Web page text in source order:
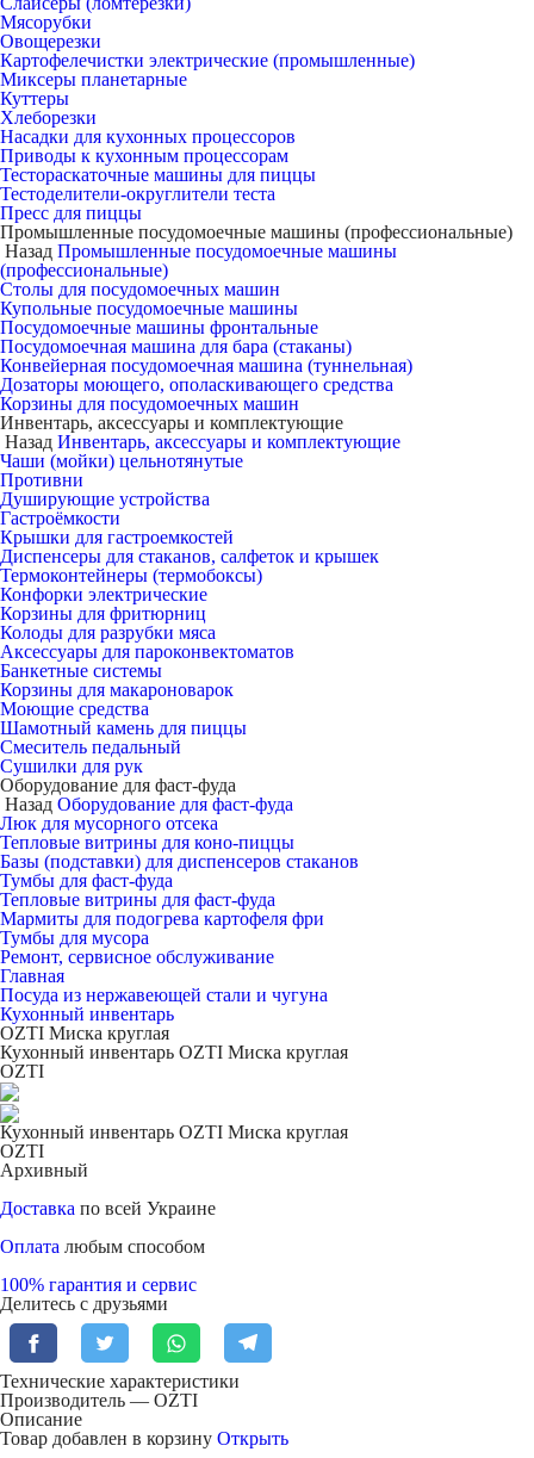
Мясорубки
Овощерезки
Картофелечистки электрические (промышленные)
Миксеры планетарные
Куттеры
Хлеборезки
Насадки для кухонных процессоров
Приводы к кухонным процессорам
Тестораскаточные машины для пиццы
Тестоделители-округлители теста
Пресс для пиццы
Промышленные посудомоечные машины (профессиональные)
Назад Промышленные посудомоечные машины
(профессиональные)
Столы для посудомоечных машин
Купольные посудомоечные машины
Посудомоечные машины фронтальные
Посудомоечная машина для бара (стаканы)
Конвейерная посудомоечная машина (туннельная)
Дозаторы моющего, ополаскивающего средства
Корзины для посудомоечных машин
Инвентарь, аксессуары и комплектующие
Назад Инвентарь, аксессуары и комплектующие
Чаши (мойки) цельнотянутые
Противни
Душирующие устройства
Гастроёмкости
Крышки для гастроемкостей
Диспенсеры для стаканов, салфеток и крышек
Термоконтейнеры (термобоксы)
Конфорки электрические
Корзины для фритюрниц
Колоды для разрубки мяса
Аксессуары для пароконвектоматов
Банкетные системы
Корзины для макароноварок
Моющие средства
Шамотный камень для пиццы
Смеситель педальный
Сушилки для рук
Оборудование для фаст-фуда
Назад Оборудование для фаст-фуда
Люк для мусорного отсека
Тепловые витрины для коно-пиццы
Базы (подставки) для диспенсеров стаканов
Тумбы для фаст-фуда
Тепловые витрины для фаст-фуда
Мармиты для подогрева картофеля фри
Тумбы для мусора
Ремонт, сервисное обслуживание
Главная
Посуда из нержавеющей стали и чугуна
Кухонный инвентарь
OZTI Миска круглая
Кухонный инвентарь OZTI Миска круглая
OZTI
Кухонный инвентарь OZTI Миска круглая
OZTI
Архивный
Доставка по всей Украине
Оплата любым способом
100% гарантия и сервис
Делитесь с друзьями
Технические характеристики
Производитель — OZTI
Описание
Товар добавлен в корзину Открыть